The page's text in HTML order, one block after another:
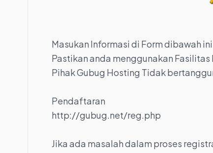
Masukan Informasi di Form dibawah
Pastikan anda menggunakan
Pihak Gubug Hosting Tidak
Pendaftaran
http://gubug.net/reg.php
Jika ada masalah dalam proses